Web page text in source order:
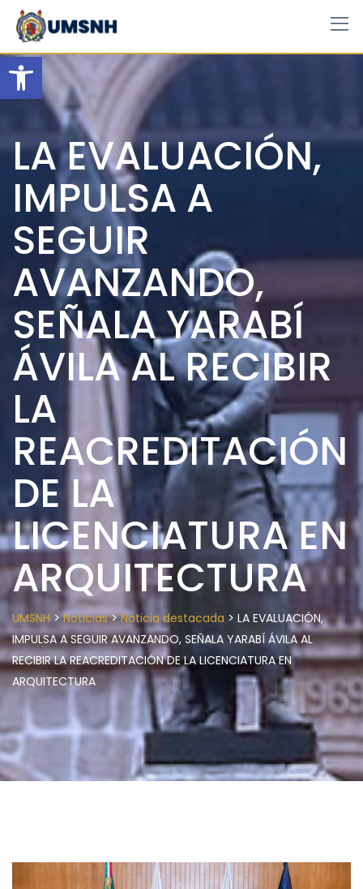
Open toolbar
Skip
content
LA EVALUACIÓN,
IMPULSA A
SEGUIR
AVANZANDO,
SEÑALA YARABÍ
ÁVILA AL RECIBIR
LA
REACREDITACIÓN
DE LA
LICENCIATURA EN
ARQUITECTURA
UMSNH >Noticias>Noticia destacada > LA EVALUACIÓN,
IMPULSA A SEGUIR AVANZANDO, SEÑALA YARABÍ ÁVILA AL
RECIBIR LA REACREDITACIÓN DE LA LICENCIATURA EN
ARQUITECTURA